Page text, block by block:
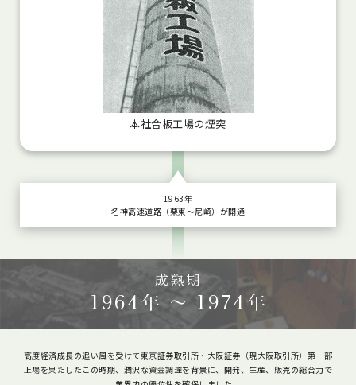
本社合板工場の煙突
1963年
名神高速道路（栗東〜尼崎）が開通
成熟期
1964年 〜 1974年
高度経済成長の追い風を受けて東京証券取引所・大阪証券（現大阪取引所）第一部
上場を果たしたこの時期、潤沢な資金調達を背景に、開発、生産、販売の総合力で